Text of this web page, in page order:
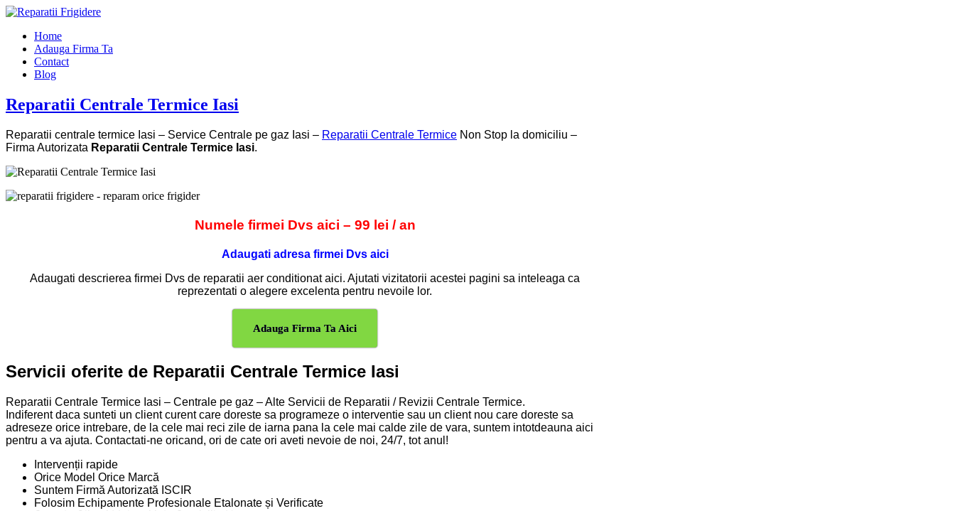
Home
Adauga Firma Ta
Contact
Blog
Reparatii Centrale Termice Iasi
Reparatii centrale termice Iasi – Service Centrale pe gaz Iasi – Reparatii Centrale Termice Non Stop la domiciliu –
Firma Autorizata Reparatii Centrale Termice Iasi.
Numele firmei Dvs aici – 99 lei / an
Adaugati adresa firmei Dvs aici
Adaugati descrierea firmei Dvs de reparatii aer conditionat aici. Ajutati vizitatorii acestei pagini sa inteleaga ca
reprezentati o alegere excelenta pentru nevoile lor.
Adauga Firma Ta Aici
Servicii oferite de Reparatii Centrale Termice Iasi
Reparatii Centrale Termice Iasi – Centrale pe gaz – Alte Servicii de Reparatii / Revizii Centrale Termice.
Indiferent daca sunteti un client curent care doreste sa programeze o interventie sau un client nou care doreste sa
adreseze orice intrebare, de la cele mai reci zile de iarna pana la cele mai calde zile de vara, suntem intotdeauna aici
pentru a va ajuta. Contactati-ne oricand, ori de cate ori aveti nevoie de noi, 24/7, tot anul!
Intervenții rapide
Orice Model Orice Marcă
Suntem Firmă Autorizată ISCIR
Folosim Echipamente Profesionale Etalonate și Verificate